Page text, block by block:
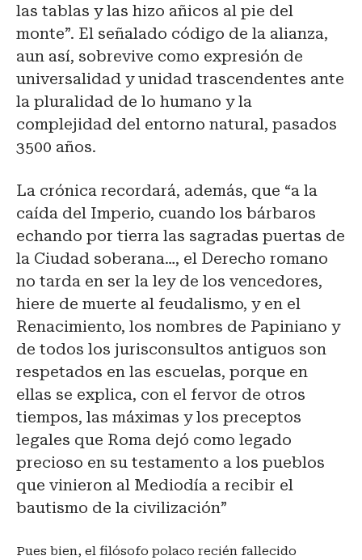
las tablas y las hizo añicos al pie del
monte”. El señalado código de la alianza,
aun así, sobrevive como expresión de
universalidad y unidad trascendentes ante
la pluralidad de lo humano y la
complejidad del entorno natural, pasados
3500 años.
La crónica recordará, además, que “a la
caída del Imperio, cuando los bárbaros
echando por tierra las sagradas puertas de
la Ciudad soberana…, el Derecho romano
no tarda en ser la ley de los vencedores,
hiere de muerte al feudalismo, y en el
Renacimiento, los nombres de Papiniano y
de todos los jurisconsultos antiguos son
respetados en las escuelas, porque en
ellas se explica, con el fervor de otros
tiempos, las máximas y los preceptos
legales que Roma dejó como legado
precioso en su testamento a los pueblos
que vinieron al Mediodía a recibir el
bautismo de la civilización”
Pues bien, el filósofo polaco recién fallecido